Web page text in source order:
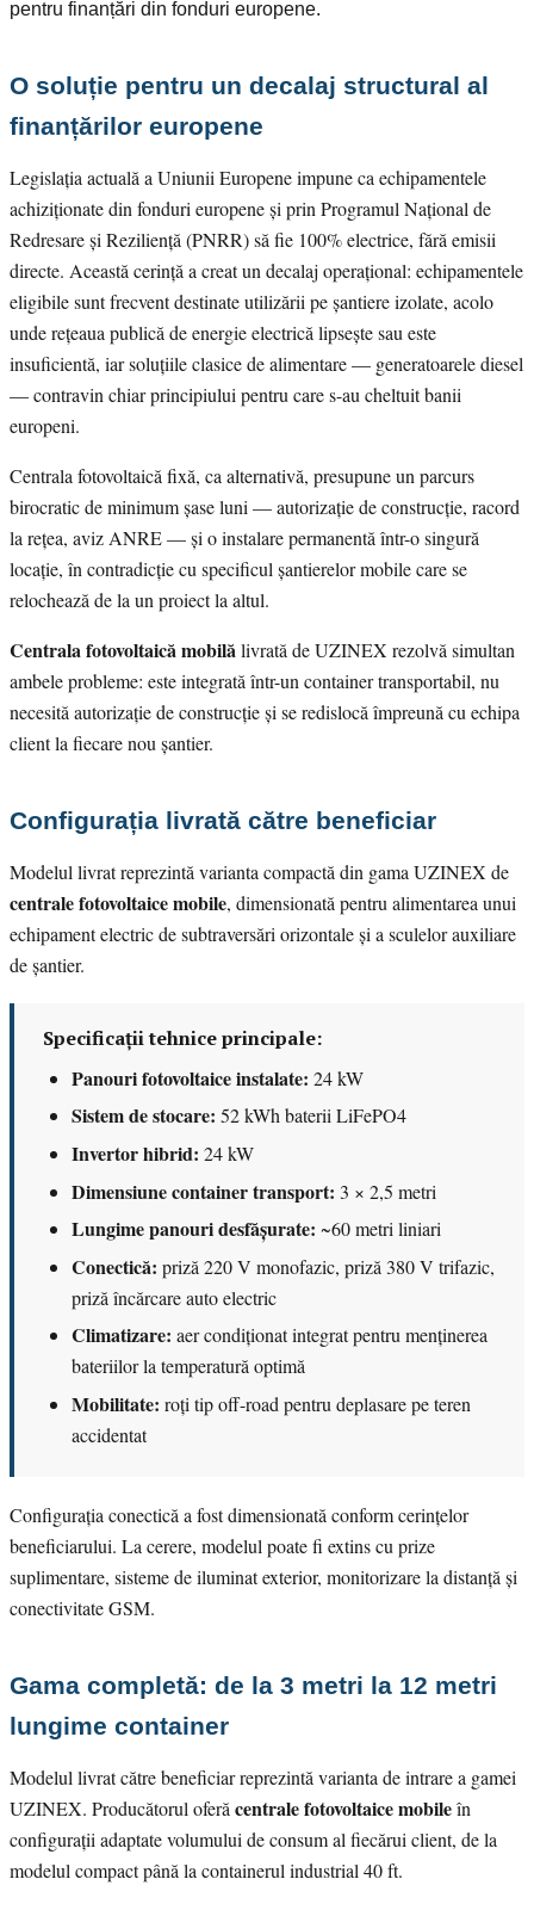
pentru finanțări din fonduri europene.
O soluție pentru un decalaj structural al
finanțărilor europene
Legislația actuală a Uniunii Europene impune ca echipamentele
achiziționate din fonduri europene și prin Programul Național de
Redresare și Reziliență (PNRR) să fie 100% electrice, fără emisii
directe. Această cerință a creat un decalaj operațional: echipamentele
eligibile sunt frecvent destinate utilizării pe șantiere izolate, acolo
unde rețeaua publică de energie electrică lipsește sau este
insuficientă, iar soluțiile clasice de alimentare — generatoarele diesel
— contravin chiar principiului pentru care s-au cheltuit banii
europeni.
Centrala fotovoltaică fixă, ca alternativă, presupune un parcurs
birocratic de minimum șase luni — autorizație de construcție, racord
la rețea, aviz ANRE — și o instalare permanentă într-o singură
locație, în contradicție cu specificul șantierelor mobile care se
relochează de la un proiect la altul.
Centrala fotovoltaică mobilă livrată de UZINEX rezolvă simultan
ambele probleme: este integrată într-un container transportabil, nu
necesită autorizație de construcție și se redislocă împreună cu echipa
client la fiecare nou șantier.
Configurația livrată către beneficiar
Modelul livrat reprezintă varianta compactă din gama UZINEX de
centrale fotovoltaice mobile, dimensionată pentru alimentarea unui
echipament electric de subtraversări orizontale și a sculelor auxiliare
de șantier.
Specificații tehnice principale:
Panouri fotovoltaice instalate: 24 kW
Sistem de stocare: 52 kWh baterii LiFePO4
Invertor hibrid: 24 kW
Dimensiune container transport: 3 × 2,5 metri
Lungime panouri desfășurate: ~60 metri liniari
Conectică: priză 220 V monofazic, priză 380 V trifazic,
priză încărcare auto electric
Climatizare: aer condiționat integrat pentru menținerea
bateriilor la temperatură optimă
Mobilitate: roți tip off-road pentru deplasare pe teren
accidentat
Configurația conectică a fost dimensionată conform cerințelor
beneficiarului. La cerere, modelul poate fi extins cu prize
suplimentare, sisteme de iluminat exterior, monitorizare la distanță și
conectivitate GSM.
Gama completă: de la 3 metri la 12 metri
lungime container
Modelul livrat către beneficiar reprezintă varianta de intrare a gamei
UZINEX. Producătorul oferă centrale fotovoltaice mobileîn
configurații adaptate volumului de consum al fiecărui client, de la
modelul compact până la containerul industrial 40 ft.